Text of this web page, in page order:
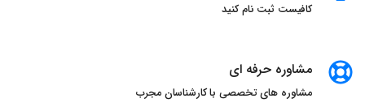
کافیست ثبت نام کنید
مشاوره حرفه ای
مشاوره های تخصصی با کارشناسان مجرب